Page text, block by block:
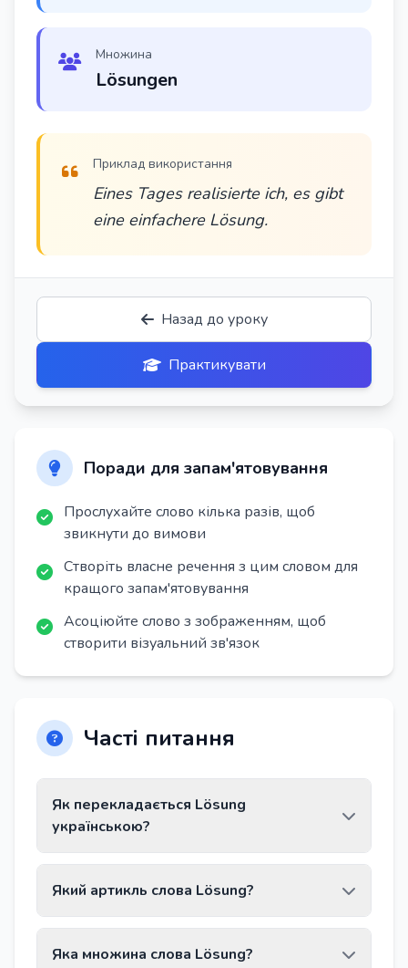
Множина
Lösungen
Приклад використання
Eines Tages realisierte ich, es gibt
eine einfachere Lösung.
Назад до уроку
Практикувати
Поради для запам'ятовування
Прослухайте слово кілька разів, щоб
звикнути до вимови
Створіть власне речення з цим словом для
кращого запам'ятовування
Асоціюйте слово з зображенням, щоб
створити візуальний зв'язок
Часті питання
Як перекладається Lösung
українською?
відповідь».
Який артикль слова Lösung?
Яка множина слова Lösung?